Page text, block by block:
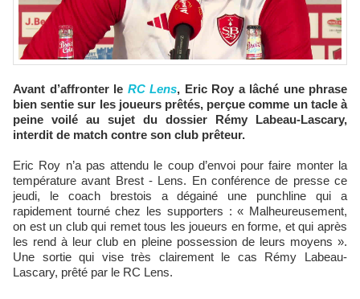
Avant d’affronter le RC Lens, Eric Roy a lâché une phrase
bien sentie sur les joueurs prêtés, perçue comme un tacle à
peine voilé au sujet du dossier Rémy Labeau-Lascary,
interdit de match contre son club prêteur.
Eric Roy n’a pas attendu le coup d’envoi pour faire monter la
température avant Brest - Lens. En conférence de presse ce
jeudi, le coach brestois a dégainé une punchline qui a
rapidement tourné chez les supporters : « Malheureusement,
on est un club qui remet tous les joueurs en forme, et qui après
les rend à leur club en pleine possession de leurs moyens ».
Une sortie qui vise très clairement le cas Rémy Labeau-
Lascary, prêté par le RC Lens.